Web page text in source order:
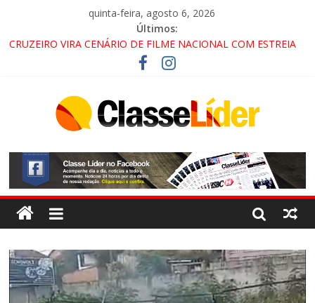
quinta-feira, agosto 6, 2026
Últimos:
CRUZEIRO VIRA CENÁRIO DE FILME NACIONAL COM ESTREIA
PROMOTOR DO GAECO
ACESSO À APARECIDA NA DUTRA SERÁ BLOQUEADO NO FIM
ALTERNATIVAS
LORENA, PINDAMONHANGABA E QUELUZ NA RETA FINAL
PELA FÁBRICA DA COCA-COLA!